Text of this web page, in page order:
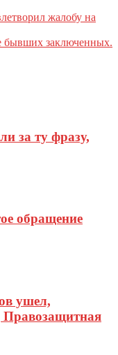
жалобу на
бывших заключенных.
за ту фразу,
обращение
ушел,